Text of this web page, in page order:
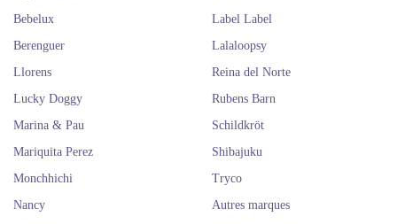
Bebelux
Berenguer
Label Label
Lalaloopsy
Llorens
Lucky Doggy
Marina & Pau
Mariquita Perez
Monchhichi
Nancy
Reina del Norte
Rubens Barn
Schildkröt
Shibajuku
Tryco
Autres marques